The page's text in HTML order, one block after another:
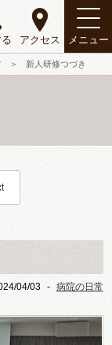
アクセス メニュー
＞ 新人研修つづき
04/03 - 病院の日常